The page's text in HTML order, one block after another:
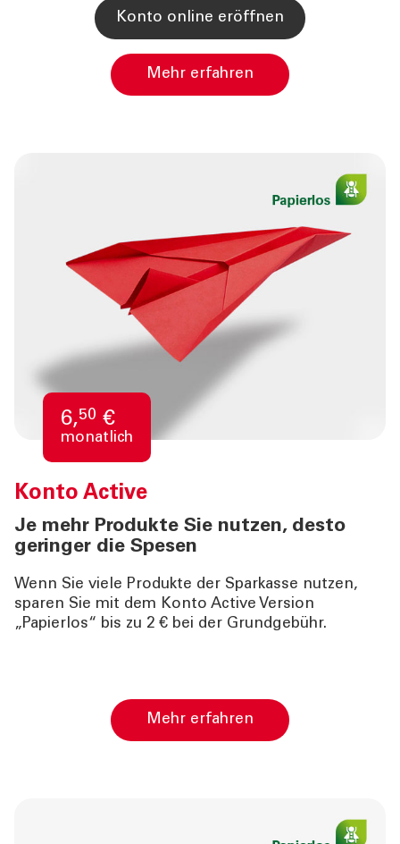
konto online eröffnen
Mehr erfahren
6,50 €
monatlich
Konto Active
Je mehr Produkte Sie nutzen, desto
geringer die Spesen
Wenn Sie viele Produkte der Sparkasse nutzen,
sparen Sie mit dem Konto Active Version
„Papierlos“ bis zu 2 € bei der Grundgebühr.
Mehr erfahren